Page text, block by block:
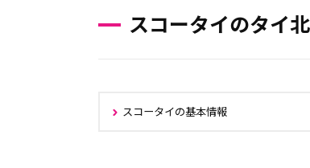
スコータイのタイ
スコータイの基本情報